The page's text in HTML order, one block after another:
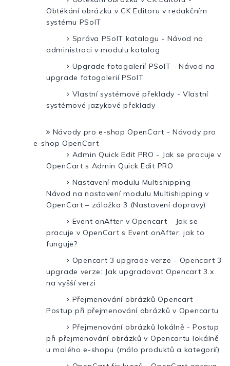
Obtékání obrázku v CK Editoru v redakčním
systému PSoIT
Správa PSoIT katalogu - Návod na
administraci v modulu katalog
Upgrade fotogalerií PSoIT - Návod na
upgrade fotogalerií PSoIT
Vlastní systémové překlady - Vlastní
systémové jazykové překlady
Návody pro e-shop OpenCart - Návody pro
e-shop OpenCart
Admin Quick Edit PRO - Jak se pracuje v
OpenCart s Admin Quick Edit PRO
Nastavení modulu Multishipping -
Návod na nastavení modulu Multishipping v
OpenCart – záložka 3 (Nastavení dopravy)
Event onAfter v Opencart - Jak se
pracuje v OpenCart s Event onAfter, jak to
funguje?
Opencart 3 upgrade verze - Opencart 3
upgrade verze: Jak upgradovat Opencart 3.x
na vyšší verzi
Přejmenování obrázků Opencart -
Postup při přejmenování obrázků v Opencartu
Přejmenování obrázků lokálně - Postup
při přejmenování obrázků v Opencartu lokálně
u malého e-shopu (málo produktů a kategorií)